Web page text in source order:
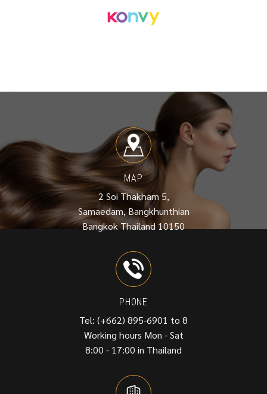
MAP
2 Soi Thakham 5,
Samaedam, Bangkhunthian
Bangkok Thailand 10150
PHONE
Tel: (+662) 895-6901 to 8
Working hours Mon - Sat
8:00 - 17:00 in Thailand